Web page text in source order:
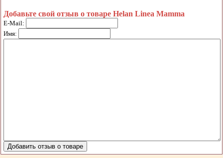
Добавьте свой отзыв о товаре Helan Linea Mamma
E-Mail:
Имя: